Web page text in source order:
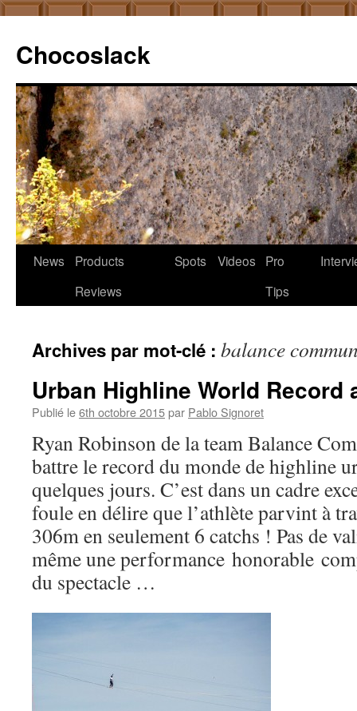
Chocoslack
Aller
News
Products
Reviews
Spots Videos
Pro
Tips
Archives par mot-clé : balance
Urban Highline World Record
Publié le6th octobre 2015par Pablo Signoret
Ryan Robinson de la team Balance
battre le record du monde de highline
quelques jours. C’est dans un cadre
foule en délire que l’athlète parvint à
306m en seulement 6 catchs ! Pas de
même une performance honorable
du spectacle …